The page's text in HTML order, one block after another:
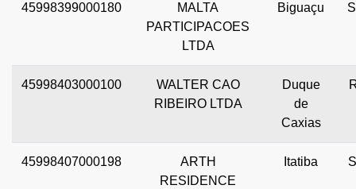
45998399000180
MALTA
PARTICIPACOES
LTDA
Biguaçu
45998403000100
WALTER CAO
RIBEIRO LTDA
Duque
de
Caxias
45998407000198
ARTH
RESIDENCE
Itatiba